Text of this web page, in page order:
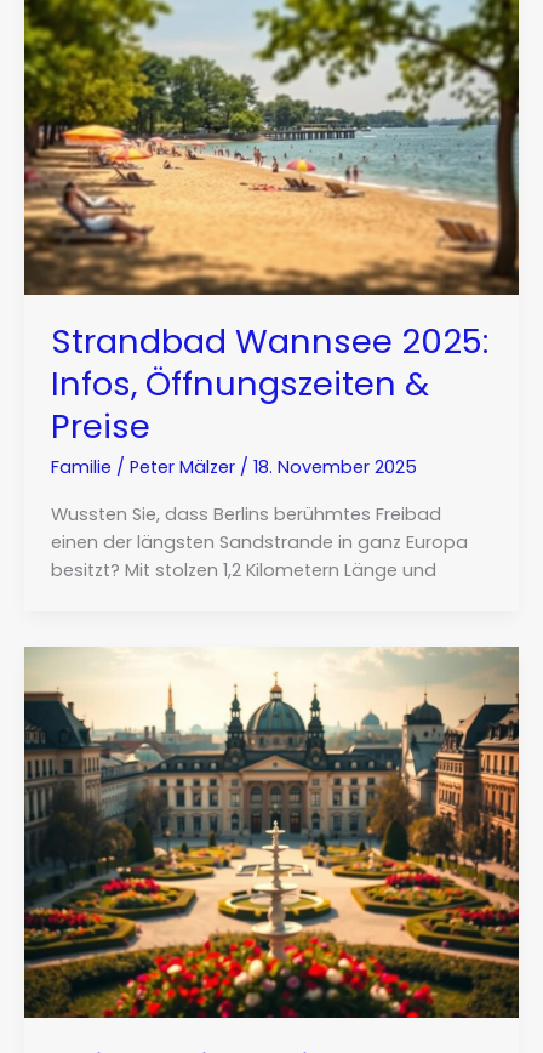
Strandbad Wannsee 2025:
Infos, Öffnungszeiten &
Preise
Familie / Peter Mälzer / 18. November 2025
Wussten Sie, dass Berlins berühmtes Freibad
einen der längsten Sandstrande in ganz Europa
besitzt? Mit stolzen 1,2 Kilometern Länge und